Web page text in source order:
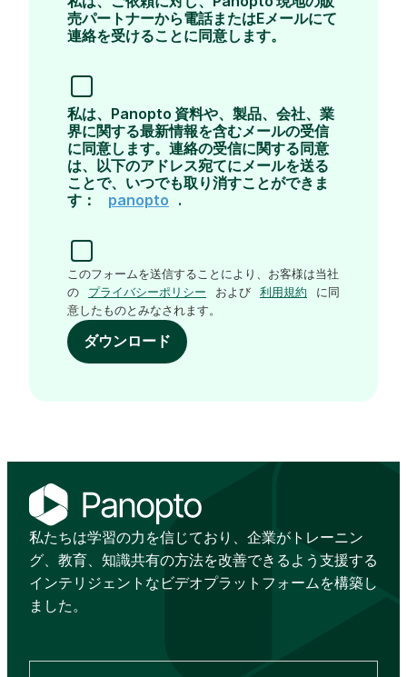
売パートナーから電話またはEメールにて
連絡を受けることに同意します。
私は、Panopto 資料や、製品、会社、業
界に関する最新情報を含むメールの受信
に同意します。連絡の受信に関する同意
は、以下のアドレス宛てにメールを送る
ことで、いつでも取り消すことができま
す：
panopto .
このフォームを送信することにより、お客様は当社
の
プライバシーポリシー および 利用規約
に同
意したものとみなされます。
ダウンロード
私たちは学習の力を信じており、企業がトレーニン
グ、教育、知識共有の方法を改善できるよう支援する
インテリジェントなビデオプラットフォームを構築し
ました。